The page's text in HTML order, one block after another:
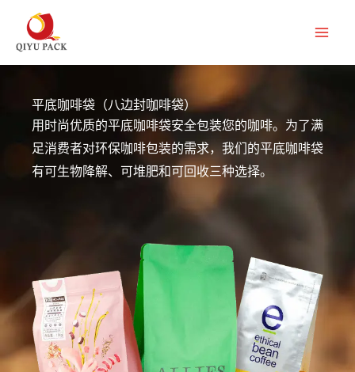
平底咖啡袋（八边封咖啡袋）
用时尚优质的平底咖啡袋安全包装您的咖啡。为了满
足消费者对环保咖啡包装的需求，我们的平底咖啡袋
有可生物降解、可堆肥和可回收三种选择。